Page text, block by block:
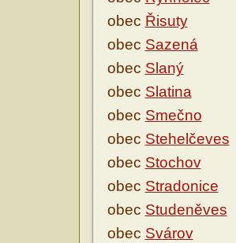
obec Řisuty
obec Sazená
obec Slaný
obec Slatina
obec Smečno
obec Stehelčeves
obec Stochov
obec Stradonice
obec Studeněves
obec Svárov